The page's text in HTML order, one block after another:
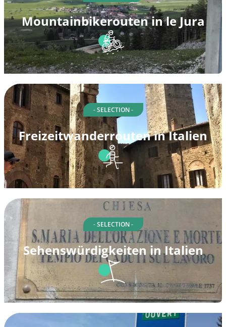
Mountainbikerouten in le Jura
- SELECTION -
Freizeitwanderrouten in Italien
- SELECTION -
Sehenswürdigkeiten in Italien